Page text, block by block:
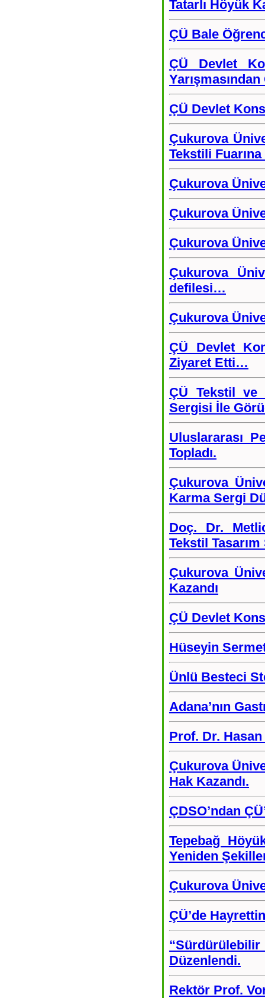
Tatarlı Höyük
ÇÜ Bale
ÇÜ Devlet
ÇÜ Devlet
Çukurova
Tekstili Fuarına
Çukurova
Çukurova
Çukurova
Çukurova
defilesi…
Çukurova
ÇÜ Devlet
Ziyaret Etti…
ÇÜ Tekstil ve
Sergisi İle
Uluslararası
Topladı.
Çukurova
Karma Sergi
Doç. Dr.
Tekstil
Çukurova
Kazandı
ÇÜ Devlet
Hüseyin
Ünlü Besteci
Adana’nın
Prof. Dr.
Çukurova
Hak Kazandı.
ÇDSO’ndan
Tepebağ
Yeniden
Çukurova
ÇÜ’de
Düzenlendi.
Rektör Prof.